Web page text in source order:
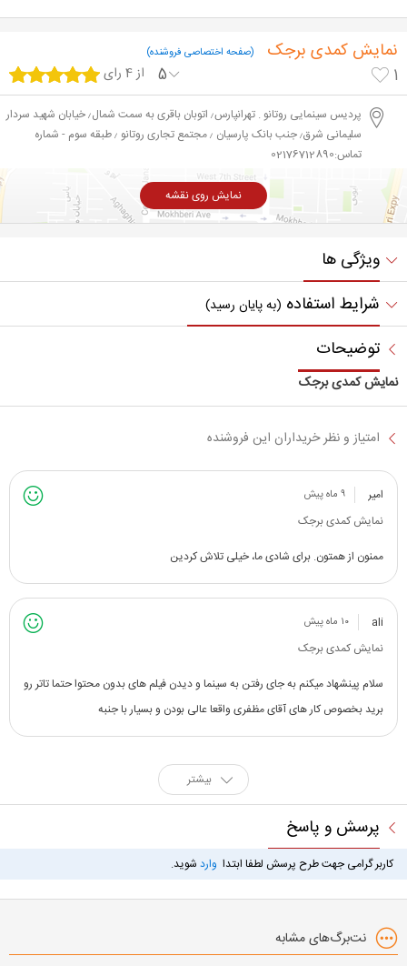
نمایش کمدی برجک (صفحه اختصاصی فروشنده)
1 از 4 رای 5
پردیس سینمایی روتانو . تهرانپارس٫ اتوبان باقری به سمت شمال٫ خیابان شهید سردار
سلیمانی شرق٫ جنب بانک پارسیان ٫ مجتمع تجاری روتانو ٫ طبقه سوم - شماره
تماس:02176712890
نمایش روی نقشه
ویژگی ها
شرایط استفاده (به پایان رسید)
توضیحات
نمایش کمدی برجک
امتیاز و نظر خریداران این فروشنده
امیر ۹ ماه پیش
نمایش کمدی برجک
ممنون از همتون. برای شادی ما، خیلی تلاش کردین
ali ۱۰ ماه پیش
نمایش کمدی برجک
سلام پینشهاد میکنم به جای رفتن به سینما و دیدن فیلم های بدون محتوا حتما تاتر رو
برید بخصوص کار های آقای مظفری واقعا عالی بودن و بسیار با جنبه
بیشتر
پرسش و پاسخ
کاربر گرامی جهت طرح پرسش لطفا ابتدا وارد شوید.
نت‌برگ‌های مشابه